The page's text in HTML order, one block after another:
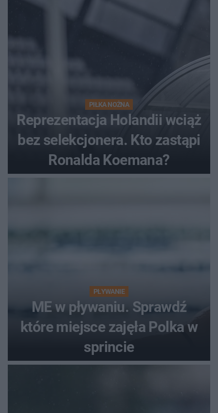
PIŁKA NOŻNA
Reprezentacja Holandii wciąż
bez selekcjonera. Kto zastąpi
Ronalda Koemana?
PŁYWANIE
ME w pływaniu. Sprawdź
które miejsce zajęła Polka w
sprincie